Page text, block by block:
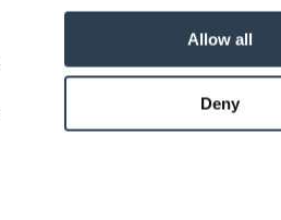
Allow all
Deny